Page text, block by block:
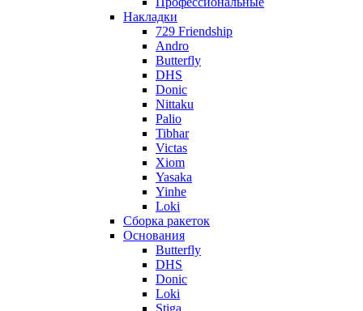
Накладки
729 Friendship
Andro
Butterfly
DHS
Donic
Nittaku
Palio
Tibhar
Victas
Xiom
Yasaka
Yinhe
Loki
Сборка ракеток
Основания
Butterfly
DHS
Donic
Loki